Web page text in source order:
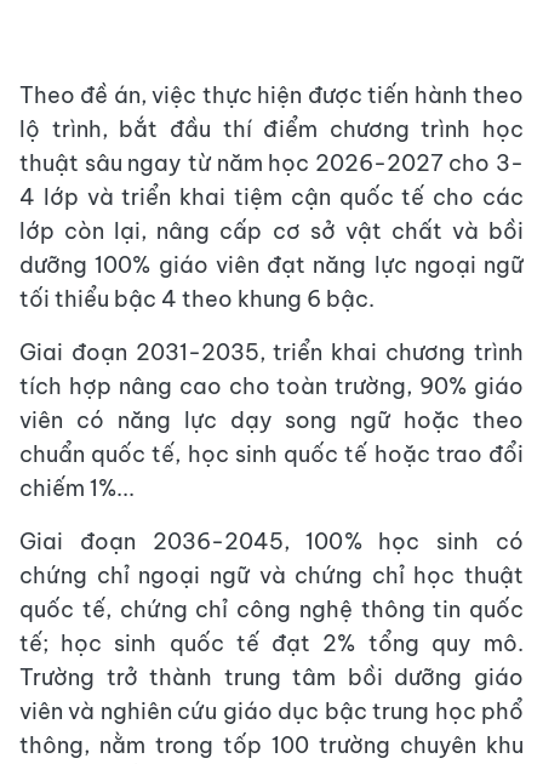
Theo đề án, việc thực hiện được tiến hành theo
lộ trình, bắt đầu thí điểm chương trình học
thuật sâu ngay từ năm học 2026-2027 cho 3-
4 lớp và triển khai tiệm cận quốc tế cho các
lớp còn lại, nâng cấp cơ sở vật chất và bồi
dưỡng 100% giáo viên đạt năng lực ngoại ngữ
tối thiểu bậc 4 theo khung 6 bậc.
Giai đoạn 2031-2035, triển khai chương trình
tích hợp nâng cao cho toàn trường, 90% giáo
viên có năng lực dạy song ngữ hoặc theo
chuẩn quốc tế, học sinh quốc tế hoặc trao đổi
chiếm 1%...
Giai đoạn 2036-2045, 100% học sinh có
chứng chỉ ngoại ngữ và chứng chỉ học thuật
quốc tế, chứng chỉ công nghệ thông tin quốc
tế; học sinh quốc tế đạt 2% tổng quy mô.
Trường trở thành trung tâm bồi dưỡng giáo
viên và nghiên cứu giáo dục bậc trung học phổ
thông, nằm trong tốp 100 trường chuyên khu